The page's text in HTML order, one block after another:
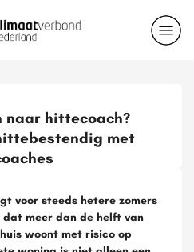
naar hittecoach?
met
voor steeds hetere zomers
meer dan de helft van
woont met risico op